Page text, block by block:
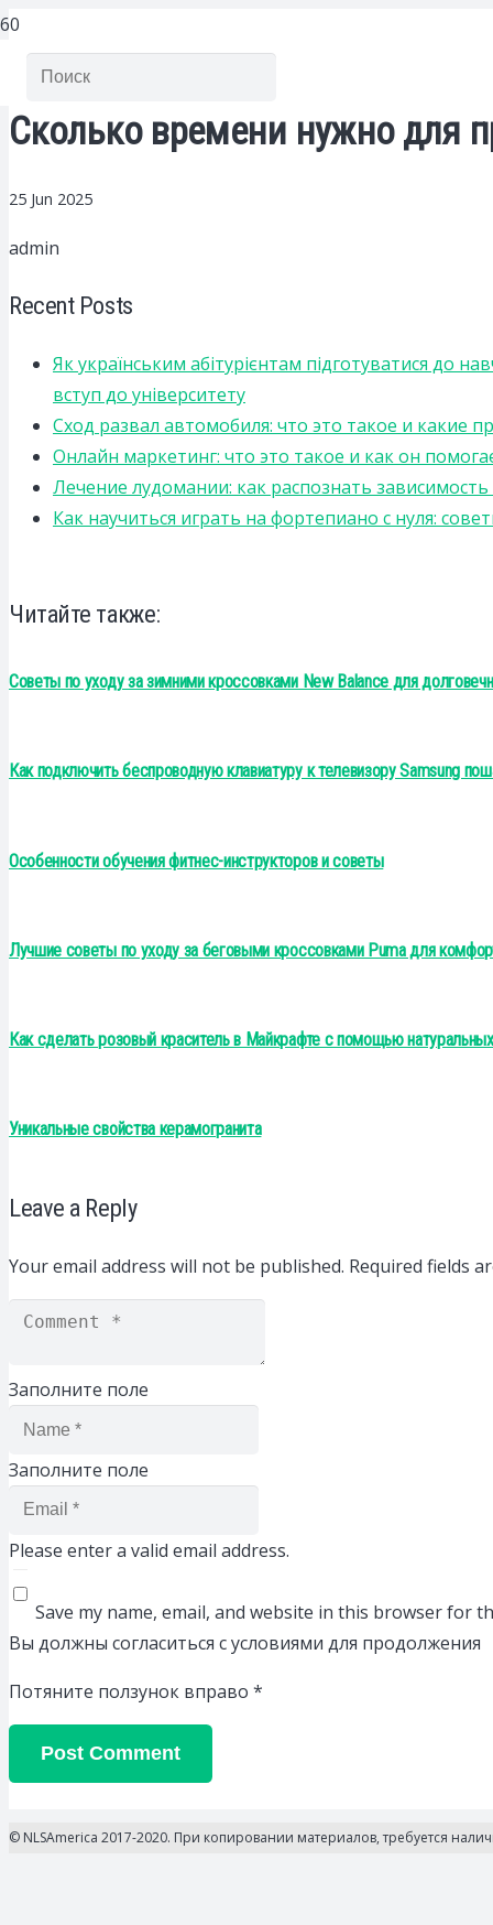
Сколько времени нужно для
25 Jun 2025
admin
Recent Posts
Як українським абітурієнтам підготуватися до
вступ до університету
Сход развал автомобиля: что это такое и какие
Онлайн маркетинг: что это такое и как он
Лечение лудомании: как распознать
Как научиться играть на фортепиано с нуля:
Читайте также:
Советы по уходу за зимними кроссовками New Balance для
Как подключить беспроводную клавиатуру к телевизору Samsung
Особенности обучения фитнес-инструкторов и советы
Лучшие советы по уходу за беговыми кроссовками Puma для
Как сделать розовый краситель в Майкрафте с помощью
Уникальные свойства керамогранита
Leave a Reply
Your email address will not be published. Required fields
Заполните поле
Заполните поле
Please enter a valid email address.
Save my name, email, and website in this browser for
Вы должны согласиться с условиями для продолжения
Потяните ползунок вправо *
Post Comment
© NLSAmerica 2017-2020. При копировании материалов, требуется